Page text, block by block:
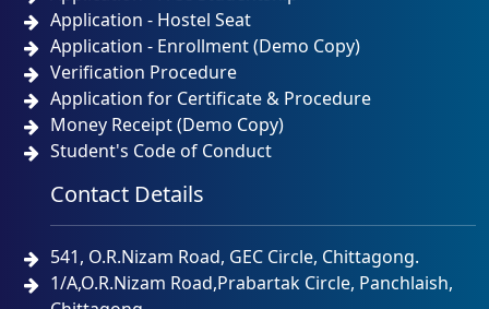
Application - Hostel Seat
Application - Enrollment (Demo Copy)
Verification Procedure
Application for Certificate & Procedure
Money Receipt (Demo Copy)
Student's Code of Conduct
Contact Details
541, O.R.Nizam Road, GEC Circle, Chittagong.
1/A,O.R.Nizam Road,Prabartak Circle, Panchlaish,